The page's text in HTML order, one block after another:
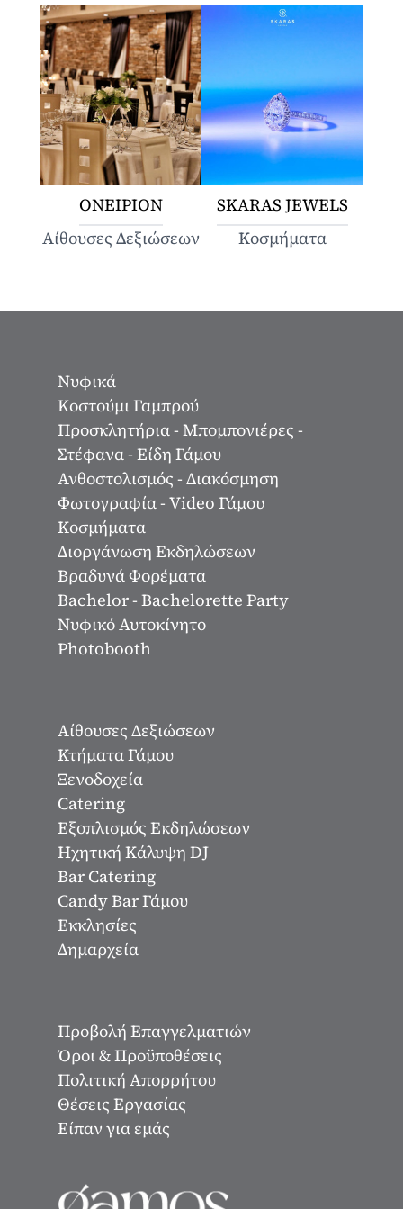
ΟΝΕΙΡΙΟΝ
Αίθουσες Δεξιώσεων
SKARAS JEWELS
Κοσμήματα
Νυφικά
Κοστούμι Γαμπρού
Προσκλητήρια - Μπομπονιέρες -
Στέφανα - Είδη Γάμου
Ανθοστολισμός - Διακόσμηση
Φωτογραφία - Video Γάμου
Κοσμήματα
Διοργάνωση Εκδηλώσεων
Βραδυνά Φορέματα
Bachelor - Bachelorette Party
Νυφικό Αυτοκίνητο
Photobooth
Αίθουσες Δεξιώσεων
Κτήματα Γάμου
Ξενοδοχεία
Catering
Εξοπλισμός Εκδηλώσεων
Ηχητική Κάλυψη DJ
Bar Catering
Candy Bar Γάμου
Εκκλησίες
Δημαρχεία
Προβολή Επαγγελματιών
Όροι & Προϋποθέσεις
Πολιτική Απορρήτου
Θέσεις Εργασίας
Είπαν για εμάς